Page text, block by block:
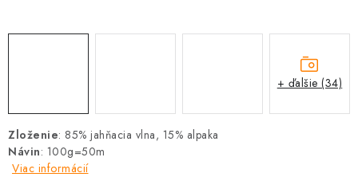
Zloženie: 85% jahňacia vlna, 15% alpaka
Návin: 100g=50m
Viac informácií
+ ďalšie (34)